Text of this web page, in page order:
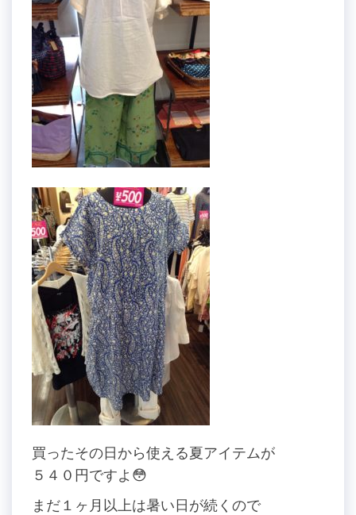
買ったその日から使える夏アイテムが
５４０円ですよ😳
まだ１ヶ月以上は暑い日が続くので